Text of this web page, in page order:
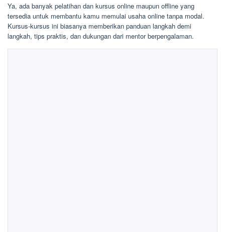
Ya, ada banyak pelatihan dan kursus online maupun offline yang
tersedia untuk membantu kamu memulai usaha online tanpa modal.
Kursus-kursus ini biasanya memberikan panduan langkah demi
langkah, tips praktis, dan dukungan dari mentor berpengalaman.